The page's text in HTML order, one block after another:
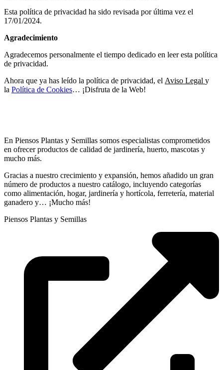
Esta política de privacidad ha sido revisada por última vez el
17/01/2024.
Agradecimiento
Agradecemos personalmente el tiempo dedicado en leer esta política
de privacidad.
Ahora que ya has leído la política de privacidad, el Aviso Legal y
la Política de Cookies… ¡Disfruta de la Web!
En Piensos Plantas y Semillas somos especialistas comprometidos
en ofrecer productos de calidad de jardinería, huerto, mascotas y
mucho más.
Gracias a nuestro crecimiento y expansión, hemos añadido un gran
número de productos a nuestro catálogo, incluyendo categorías
como alimentación, hogar, jardinería y hortícola, ferretería, material
ganadero y… ¡Mucho más!
Piensos Plantas y Semillas